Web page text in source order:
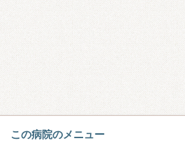
この病院のメニュー